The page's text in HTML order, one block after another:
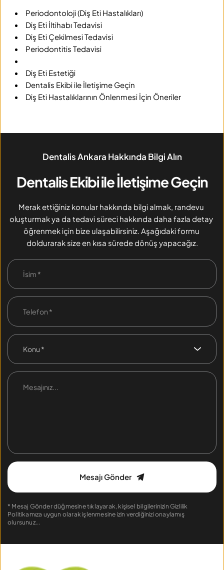
Periodontoloji (Diş Eti Hastalıkları)
Diş Eti İltihabı Tedavisi
Diş Eti Çekilmesi Tedavisi
Periodontitis Tedavisi
Diş Eti Estetiği
Dentalis Ekibi ile İletişime Geçin
Diş Eti Hastalıklarının Önlenmesi İçin Öneriler
Dentalis Ankara Hakkında Bilgi Alın
Dentalis Ekibi ile İletişime Geçin
Merak ettiğiniz konular hakkında bilgi almak, randevu
oluşturmak ya da tedavi süreci hakkında daha fazla detay
öğrenmek için bize ulaşabilirsiniz. Aşağıdaki formu
doldurarak size en kısa sürede dönüş yapacağız.
Konu *
Mesajı Gönder
* Mesaj Gönder düğmesine tıklayarak, kişisel bilgilerinizin Gizlilik
Politikamıza uygun olarak işlenmesine izin verdiğinizi onaylamış
olursunuz...